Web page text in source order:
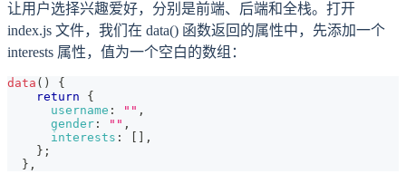
让用户选择兴趣爱好，分别是前端、后端和全栈。打开
index.js 文件，我们在 data() 函数返回的属性中，先添加一个
interests 属性，值为一个空白的数组：
data ( )
{
return
{
username : "" ,
gender : "" ,
interests :
,
} ;
} ,